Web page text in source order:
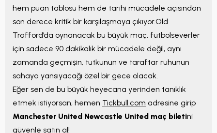
hem puan tablosu hem de tarihi mücadele açısından
son derece kritik bir karşılaşmaya çıkıyor.Old
Trafford’da oynanacak bu büyük maç, futbolseverler
için sadece 90 dakikalık bir mücadele değil, aynı
zamanda geçmişin, tutkunun ve taraftar ruhunun
sahaya yansıyacağı özel bir gece olacak.
Eğer sen de bu büyük heyecana yerinden tanıklık
etmek istiyorsan, hemen Tickbull.com adresine girip
Manchester United Newcastle United maç biletini
güvenle satın al!